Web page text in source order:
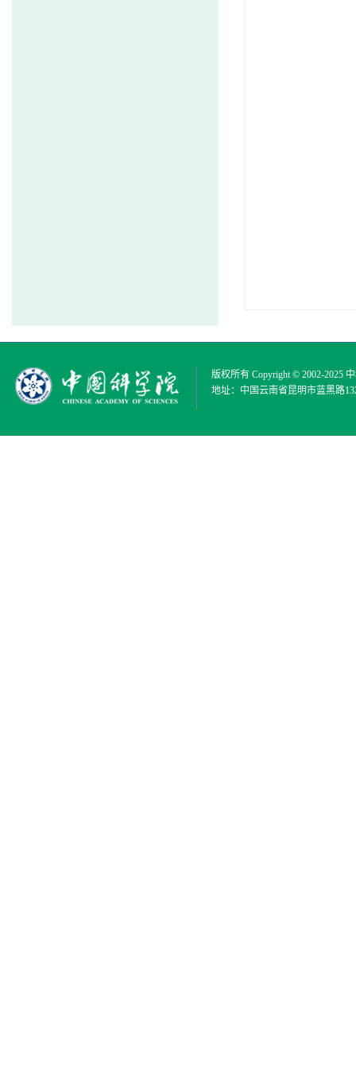
版权所有 Copyright © 2002-2025
地址：中国云南省昆明市蓝黑路